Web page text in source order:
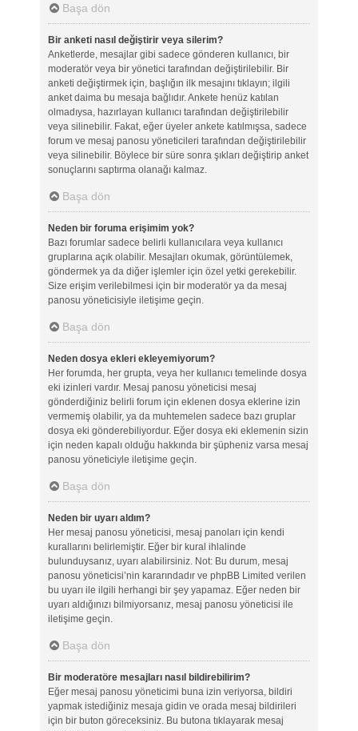
Başa dön
Bir anketi nasıl değiştirir veya silerim?
Anketlerde, mesajlar gibi sadece gönderen kullanıcı, bir
moderatör veya bir yönetici tarafından değiştirilebilir. Bir
anketi değiştirmek için, başlığın ilk mesajını tıklayın; ilgili
anket daima bu mesaja bağlıdır. Ankete henüz katılan
olmadıysa, hazırlayan kullanıcı tarafından değiştirilebilir
veya silinebilir. Fakat, eğer üyeler ankete katılmışsa, sadece
forum ve mesaj panosu yöneticileri tarafından değiştirilebilir
veya silinebilir. Böylece bir süre sonra şıkları değiştirip anket
sonuçlarını saptırma olanağı kalmaz.
Başa dön
Neden bir foruma erişimim yok?
Bazı forumlar sadece belirli kullanıcılara veya kullanıcı
gruplarına açık olabilir. Mesajları okumak, görüntülemek,
göndermek ya da diğer işlemler için özel yetki gerekebilir.
Size erişim verilebilmesi için bir moderatör ya da mesaj
panosu yöneticisiyle iletişime geçin.
Başa dön
Neden dosya ekleri ekleyemiyorum?
Her forumda, her grupta, veya her kullanıcı temelinde dosya
eki izinleri vardır. Mesaj panosu yöneticisi mesaj
gönderdiğiniz belirli forum için eklenen dosya eklerine izin
vermemiş olabilir, ya da muhtemelen sadece bazı gruplar
dosya eki gönderebiliyordur. Eğer dosya eki eklemenin sizin
için neden kapalı olduğu hakkında bir şüpheniz varsa mesaj
panosu yöneticiyle iletişime geçin.
Başa dön
Neden bir uyarı aldım?
Her mesaj panosu yöneticisi, mesaj panoları için kendi
kurallarını belirlemiştir. Eğer bir kural ihlalinde
bulunduysanız, uyarı alabilirsiniz. Not: Bu durum, mesaj
panosu yöneticisi’nin kararındadır ve phpBB Limited verilen
bu uyarı ile ilgili herhangi bir şey yapamaz. Eğer neden bir
uyarı aldığınızı bilmiyorsanız, mesaj panosu yöneticisi ile
iletişime geçin.
Başa dön
Bir moderatöre mesajları nasıl bildirebilirim?
Eğer mesaj panosu yöneticimi buna izin veriyorsa, bildiri
yapmak istediğiniz mesaja gidin ve orada mesaj bildirileri
için bir buton göreceksiniz. Bu butona tıklayarak mesaj